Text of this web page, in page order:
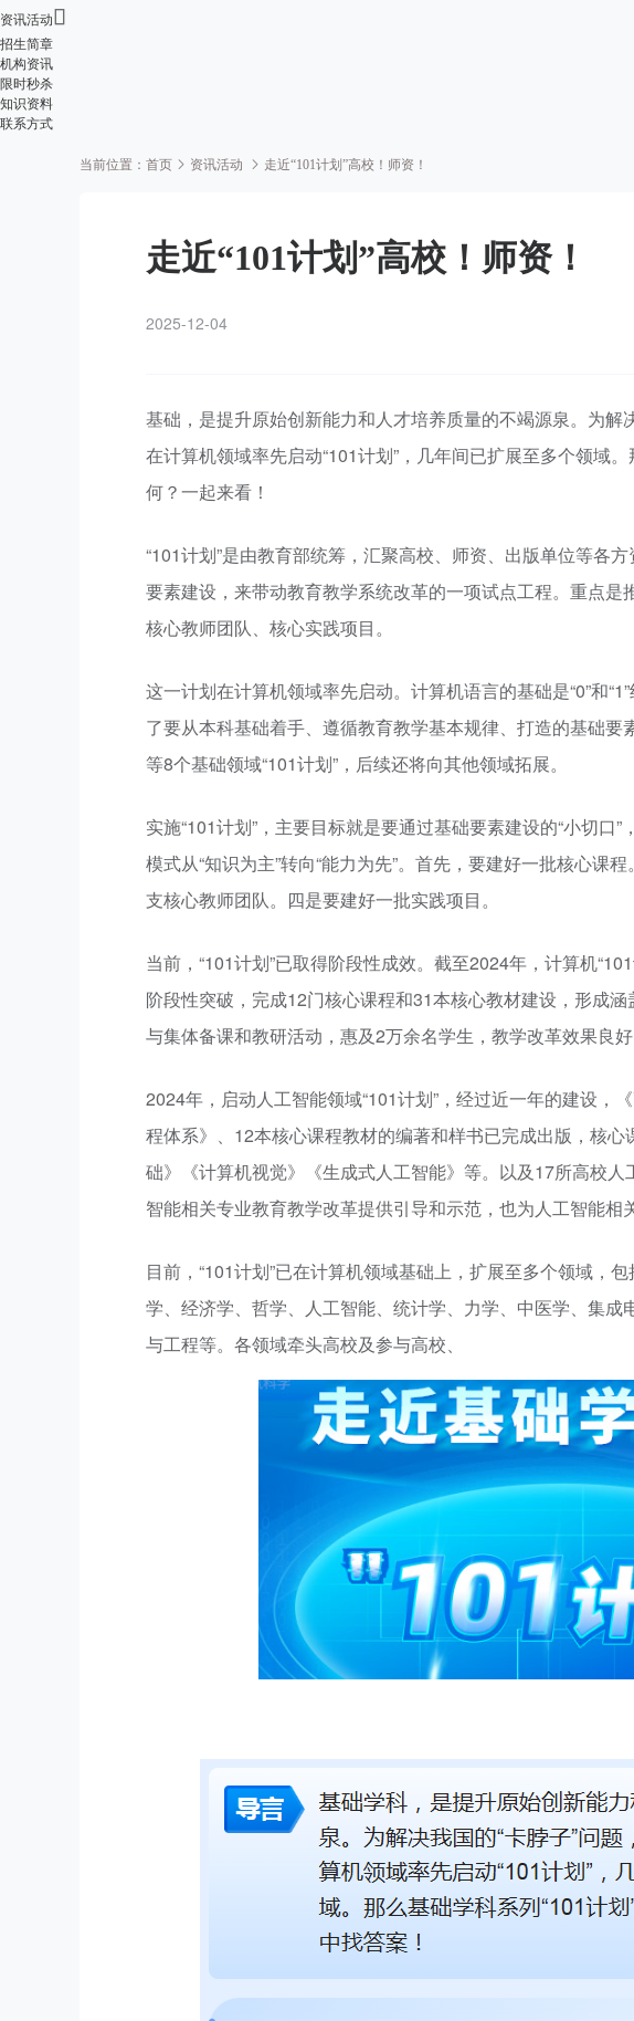
资讯活动
招生简章
机构资讯
限时秒杀
知识资料
联系方式
当前位置： 首页 资讯活动 走近“101计划”高校！师资！
走近“101计划”高校！师资！
2025-12-04
基础，是提升原始创新能力和人才培养质量的不竭源泉。为解
在计算机领域率先启动“101计划”，几年间已扩展至多个领域
何？一起来看！
“101计划”是由教育部统筹，汇聚高校、师资、出版单位等各
要素建设，来带动教育教学系统改革的一项试点工程。重点是
核心教师团队、核心实践项目。
这一计划在计算机领域率先启动。计算机语言的基础是“0”和
了要从本科基础着手、遵循教育教学基本规律、打造的基础
等8个基础领域“101计划”，后续还将向其他领域拓展。
实施“101计划”，主要目标就是要通过基础要素建设的“小切口
模式从“知识为主”转向“能力为先”。首先，要建好一批核心课
支核心教师团队。四是要建好一批实践项目。
当前，“101计划”已取得阶段性成效。截至2024年，计算机
阶段性突破，完成12门核心课程和31本核心教材建设，形成
与集体备课和教研活动，惠及2万余名学生，教学改革效果良
2024年，启动人工智能领域“101计划”，经过近一年的建设，
程体系》、12本核心课程教材的编著和样书已完成出版，核
础》《计算机视觉》《生成式人工智能》等。以及17所高校
智能相关专业教育教学改革提供引导和示范，也为人工智能相
目前，“101计划”已在计算机领域基础上，扩展至多个领域，
学、经济学、哲学、人工智能、统计学、力学、中医学、集
与工程等。各领域牵头高校及参与高校、